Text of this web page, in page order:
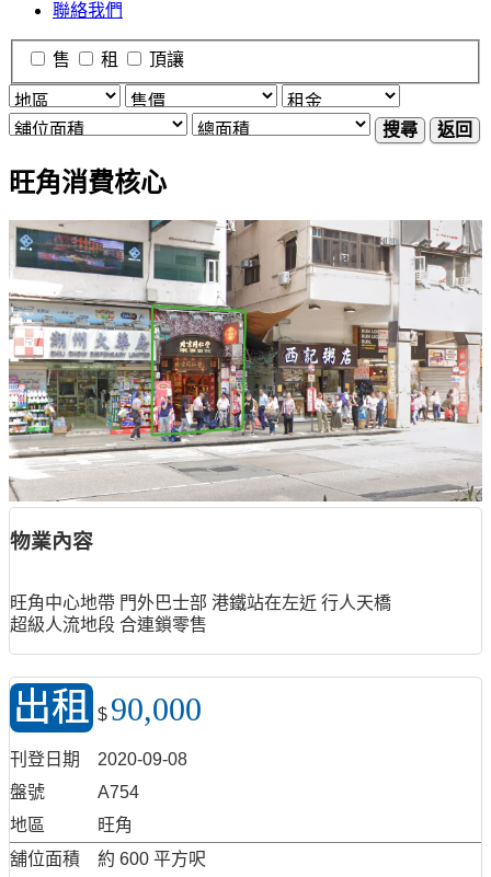
聯絡我們
售 租 頂讓
搜尋 返回
旺角消費核心
物業內容
旺角中心地帶 門外巴士部 港鐵站在左近 行人天橋
超級人流地段 合連鎖零售
出租 $ 90,000
刊登日期
2020-09-08
盤號
A754
地區
旺角
舖位面積
約 600 平方呎